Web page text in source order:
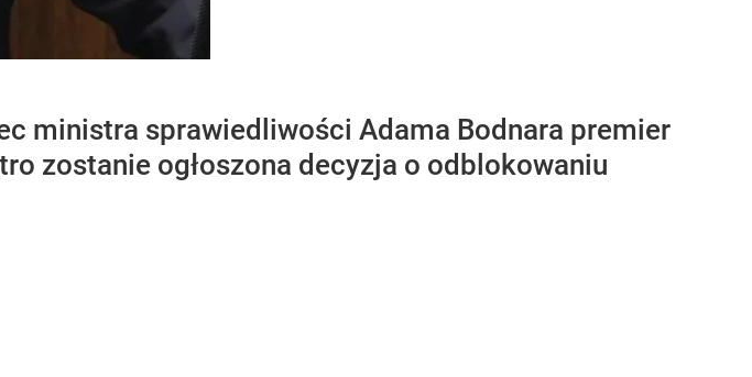
ministra sprawiedliwości Adama Bodnara premier
zostanie ogłoszona decyzja o odblokowaniu